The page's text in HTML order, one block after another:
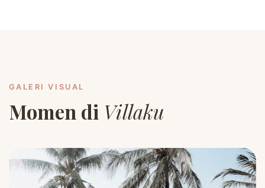
GALERI VISUAL
Momen di Villaku